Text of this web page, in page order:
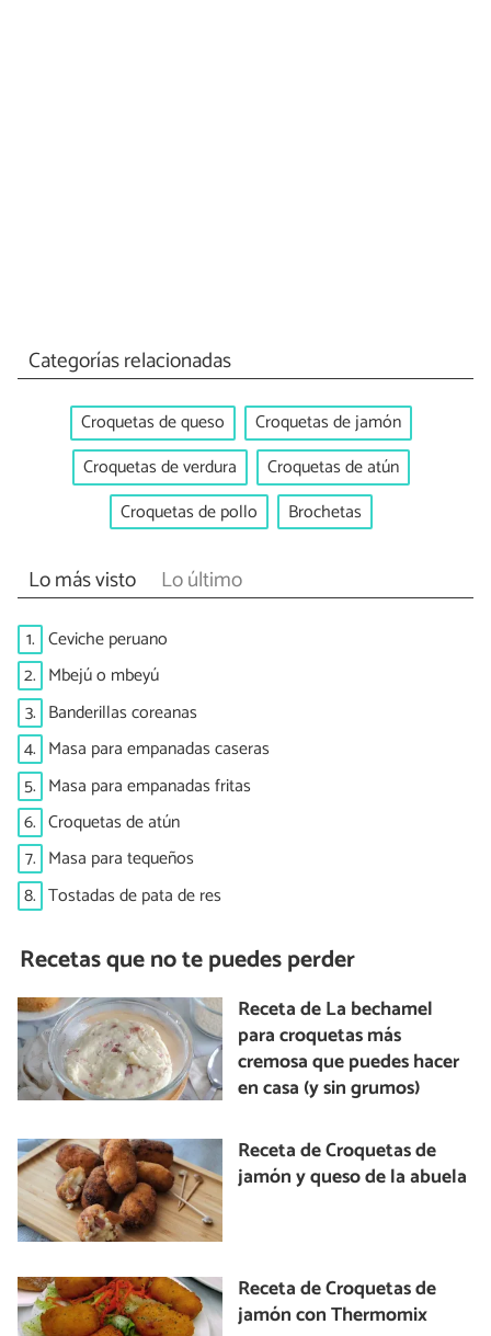
Categorías relacionadas
Croquetas de queso
Croquetas de jamón
Croquetas de verdura
Croquetas de atún
Croquetas de pollo
Brochetas
Lo más visto Lo último
1. Ceviche peruano
2. Mbejú o mbeyú
3. Banderillas coreanas
4. Masa para empanadas caseras
5. Masa para empanadas fritas
6. Croquetas de atún
7. Masa para tequeños
8. Tostadas de pata de res
Recetas que no te puedes perder
Receta de La bechamel
para croquetas más
cremosa que puedes hacer
en casa (y sin grumos)
Receta de Croquetas de
jamón y queso de la abuela
Receta de Croquetas de
jamón con Thermomix